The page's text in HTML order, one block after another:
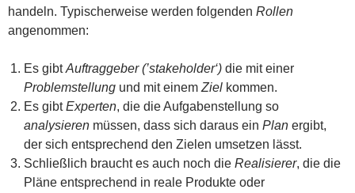
handeln. Typischerweise werden folgenden Rollen
angenommen:
Es gibtAuftraggeber (’stakeholder‘) die mit einer
Problemstellung und mit einem Ziel kommen.
Es gibtExperten, die die Aufgabenstellung so
analysieren müssen, dass sich daraus ein Plan ergibt,
der sich entsprechend den Zielen umsetzen lässt.
Schließlich braucht es auch noch die Realisierer, die die
Pläne entsprechend in reale Produkte oder